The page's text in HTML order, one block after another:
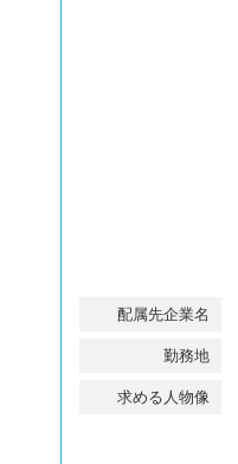
配属先企業名
勤務地
求める人物像